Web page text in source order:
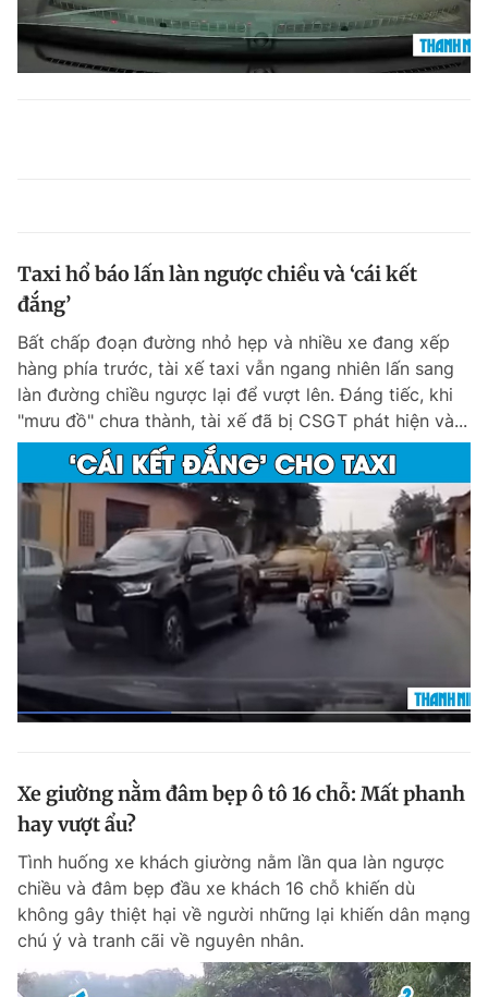
Taxi hổ báo lấn làn ngược chiều và ‘cái kết
đắng’
Bất chấp đoạn đường nhỏ hẹp và nhiều xe đang xếp
hàng phía trước, tài xế taxi vẫn ngang nhiên lấn sang
làn đường chiều ngược lại để vượt lên. Đáng tiếc, khi
"mưu đồ" chưa thành, tài xế đã bị CSGT phát hiện và...
Xe giường nằm đâm bẹp ô tô 16 chỗ: Mất phanh
hay vượt ẩu?
Tình huống xe khách giường nằm lần qua làn ngược
chiều và đâm bẹp đầu xe khách 16 chỗ khiến dù
không gây thiệt hại về người những lại khiến dân mạng
chú ý và tranh cãi về nguyên nhân.